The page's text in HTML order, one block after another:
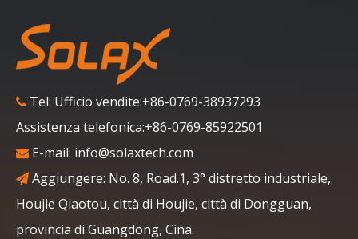
 Tel: Ufficio vendite:+86-0769-38937293
Assistenza telefonica:+86-0769-85922501
 E-mail: info@solaxtech.com
 Aggiungere: No. 8, Road.1, 3° distretto industriale,
Houjie Qiaotou, città di Houjie, città di Dongguan,
provincia di Guangdong, Cina.